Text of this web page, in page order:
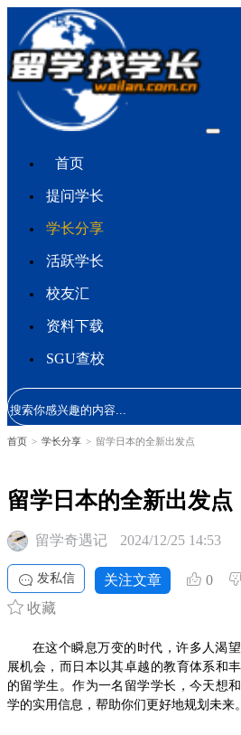
首页
提问学长
学长分享
活跃学长
校友汇
资料下载
SGU查校
首页 > 学长分享 > 留学日本的全新出发点
留学日本的全新出发点
留学奇遇记 2024/12/25 14:53
发私信 关注文章 0
收藏
在这个瞬息万变的时代，许多人渴
展机会，而日本以其卓越的教育体系和
的留学生。作为一名留学学长，今天想
学的实用信息，帮助你们更好地规划未来。